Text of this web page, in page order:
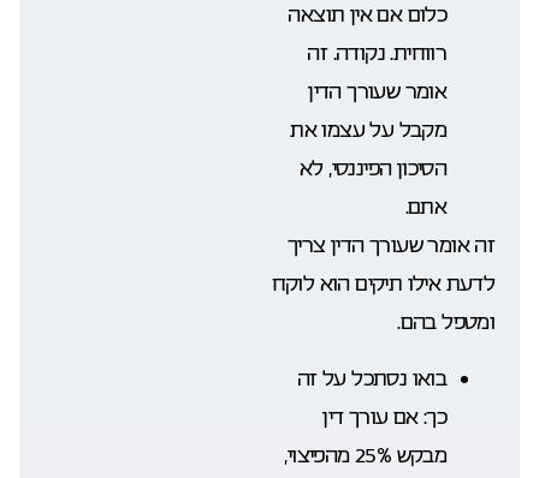
כלום אם אין תוצאה
רווחית. נקודה. זה
אומר שעורך הדין
מקבל על עצמו את
הסיכון הפיננסי, לא
אתם.
זה אומר שעורך הדין צריך
לדעת אילו תיקים הוא לוקח
ומטפל בהם.
בואו נסתכל על זה
כך: אם עורך דין
מבקש 25% מהפיצוי,